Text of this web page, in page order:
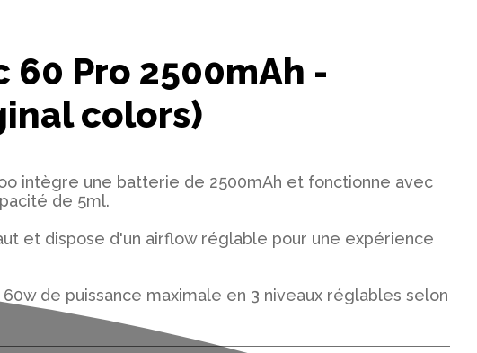
60 Pro 2500mAh -
colors)
intègre une batterie de 2500mAh et fonctionne avec
de 5ml.
et dispose d'un airflow réglable pour une expérience
de puissance maximale en 3 niveaux réglables selon